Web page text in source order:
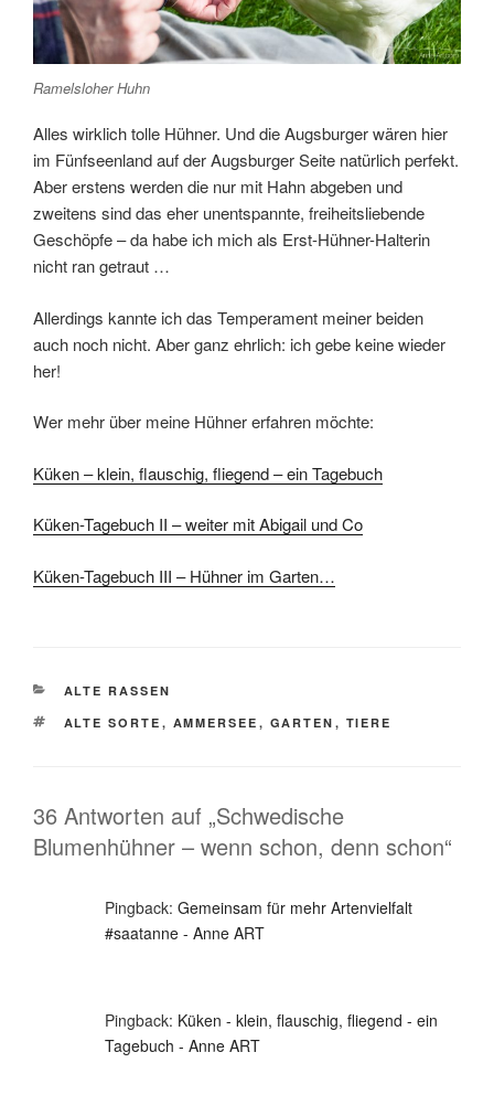
Ramelsloher Huhn
Alles wirklich tolle Hühner. Und die Augsburger wären hier
im Fünfseenland auf der Augsburger Seite natürlich perfekt.
Aber erstens werden die nur mit Hahn abgeben und
zweitens sind das eher unentspannte, freiheitsliebende
Geschöpfe – da habe ich mich als Erst-Hühner-Halterin
nicht ran getraut …
Allerdings kannte ich das Temperament meiner beiden
auch noch nicht. Aber ganz ehrlich: ich gebe keine wieder
her!
Wer mehr über meine Hühner erfahren möchte:
Küken – klein, flauschig, fliegend – ein Tagebuch
Küken-Tagebuch II – weiter mit Abigail und Co
Küken-Tagebuch III – Hühner im Garten…
KATEGORIEN
ALTE RASSEN
SCHLAGWÖRTER
ALTE SORTE , AMMERSEE , GARTEN , TIERE
36 Antworten auf „Schwedische
Blumenhühner – wenn schon, denn schon“
Pingback: Gemeinsam für mehr Artenvielfalt
#saatanne - Anne ART
Pingback: Küken - klein, flauschig, fliegend - ein
Tagebuch - Anne ART